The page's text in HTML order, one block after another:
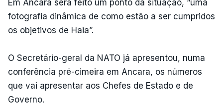
Em Ancara será feito um ponto da situação, “uma
fotografia dinâmica de como estão a ser cumpridos
os objetivos de Haia”.
O Secretário-geral da NATO já apresentou, numa
conferência pré-cimeira em Ancara, os números
que vai apresentar aos Chefes de Estado e de
Governo.